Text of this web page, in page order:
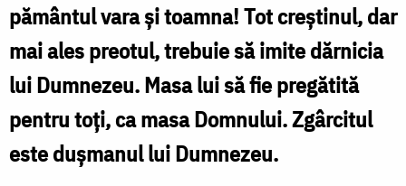
pământul vara şi toamna! Tot creştinul, dar
mai ales preotul, trebuie să imite dărnicia
lui Dumnezeu. Masa lui să fie pregătită
pentru toţi, ca masa Domnului. Zgârcitul
este duşmanul lui Dumnezeu.